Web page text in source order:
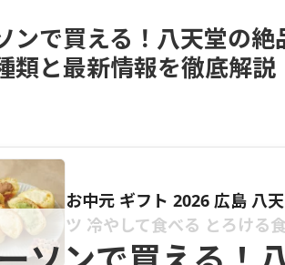
ンで買える！八天堂の
類と最新情報を徹底解説
お中元 ギフト 2026 広島 八
ツ 冷やして食べる とろける